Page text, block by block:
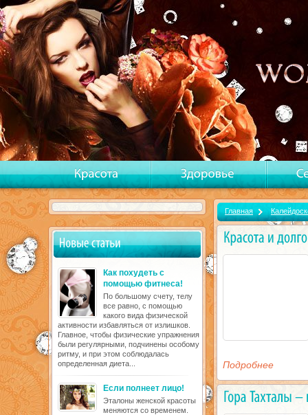
Как похудеть с
помощью фитнеса!
По большому счету, телу
все равно, с помощью
какого вида физической
активности избавляться от излишков.
Главное, чтобы физические упражнения
были регулярными, подчинены особому
ритму, и при этом соблюдалась
определенная диета...
Если полнеет лицо!
Эталоны женской красоты
меняются со временем.
Главная
Подробнее